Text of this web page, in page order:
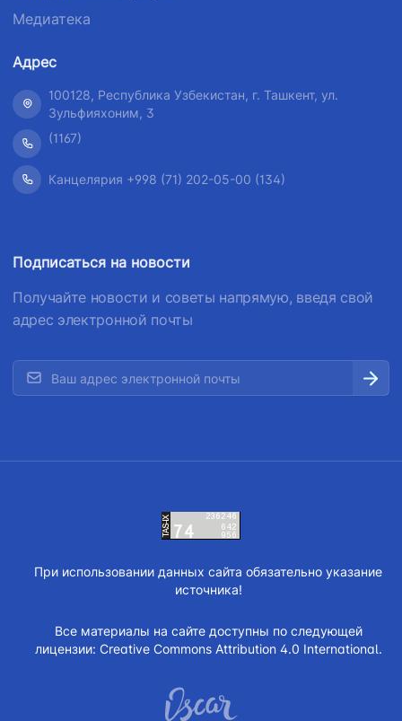
Медиатека
Адрес
100128, Республика Узбекистан, г. Ташкент, ул.
Зульфияхоним, 3
(1167)
Канцелярия +998 (71) 202-05-00 (134)
Подписаться на новости
Получайте новости и советы напрямую, введя свой
адрес электронной почты
При использовании данных сайта обязательно указание
источника!
Все материалы на сайте доступны по следующей
лицензии: Creative Commons Attribution 4.0 International.